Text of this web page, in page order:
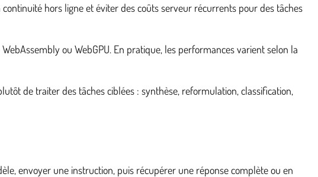
hors ligne et éviter des coûts serveur récurrents pour des tâches
ou WebGPU. En pratique, les performances varient selon la
de traiter des tâches ciblées : synthèse, reformulation, classification,
envoyer une instruction, puis récupérer une réponse complète ou en